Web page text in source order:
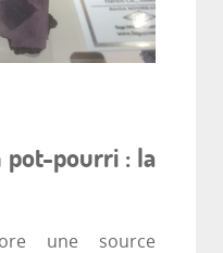
pot-pourri : la
une source